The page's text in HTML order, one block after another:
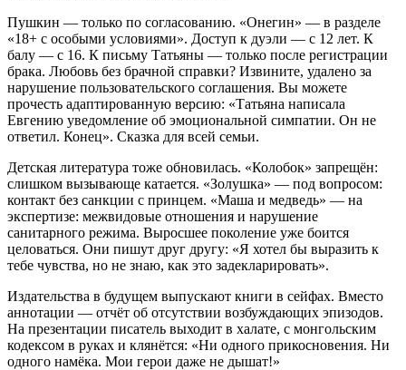
Пушкин — только по согласованию. «Онегин» — в разделе
«18+ с особыми условиями». Доступ к дуэли — с 12 лет. К
балу — с 16. К письму Татьяны — только после регистрации
брака. Любовь без брачной справки? Извините, удалено за
нарушение пользовательского соглашения. Вы можете
прочесть адаптированную версию: «Татьяна написала
Евгению уведомление об эмоциональной симпатии. Он не
ответил. Конец». Сказка для всей семьи.
Детская литература тоже обновилась. «Колобок» запрещён:
слишком вызывающе катается. «Золушка» — под вопросом:
контакт без санкции с принцем. «Маша и медведь» — на
экспертизе: межвидовые отношения и нарушение
санитарного режима. Выросшее поколение уже боится
целоваться. Они пишут друг другу: «Я хотел бы выразить к
тебе чувства, но не знаю, как это задекларировать».
Издательства в будущем выпускают книги в сейфах. Вместо
аннотации — отчёт об отсутствии возбуждающих эпизодов.
На презентации писатель выходит в халате, с монгольским
кодексом в руках и клянётся: «Ни одного прикосновения. Ни
одного намёка. Мои герои даже не дышат!»